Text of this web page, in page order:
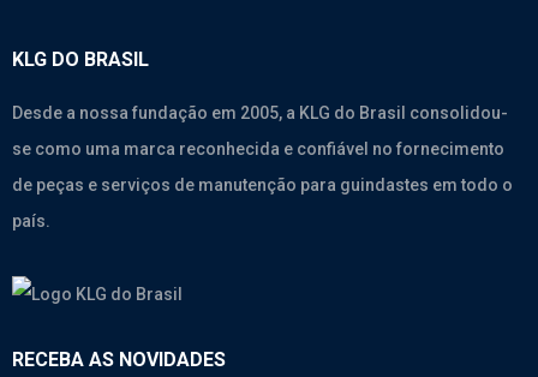
KLG DO BRASIL
Desde a nossa fundação em 2005, a KLG do Brasil consolidou-
se como uma marca reconhecida e confiável no fornecimento
de peças e serviços de manutenção para guindastes em todo o
país.
RECEBA AS NOVIDADES